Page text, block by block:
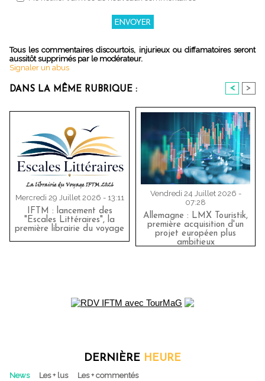
Tous les commentaires discourtois, injurieux ou diffamatoires seront
aussitôt supprimés par le modérateur.
Signaler un abus
DANS LA MÊME RUBRIQUE : < >
Mercredi 29 Juillet 2026 - 13:11
IFTM : lancement des
"Escales Littéraires", la
première librairie du voyage
Vendredi 24 Juillet 2026 -
07:28
Allemagne : LMX Touristik,
première acquisition d'un
projet européen plus
ambitieux
DERNIÈRE HEURE
News Les + lus Les + commentés